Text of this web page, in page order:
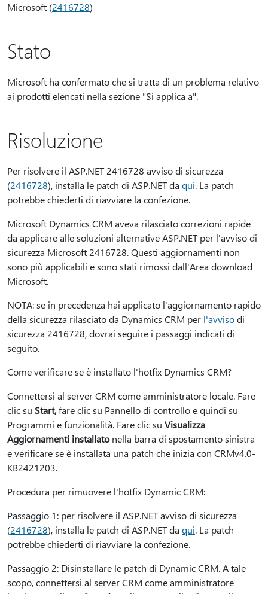
Microsoft (2416728)
Stato
Microsoft ha confermato che si tratta di un problema relativo
ai prodotti elencati nella sezione "Si applica a".
Risoluzione
Per risolvere il ASP.NET 2416728 avviso di sicurezza
(2416728), installa le patch di ASP.NET da qui. La patch
potrebbe chiederti di riavviare la confezione.
Microsoft Dynamics CRM aveva rilasciato correzioni rapide
da applicare alle soluzioni alternative ASP.NET per l'avviso di
sicurezza Microsoft 2416728. Questi aggiornamenti non
sono più applicabili e sono stati rimossi dall'Area download
Microsoft.
NOTA: se in precedenza hai applicato l'aggiornamento rapido
della sicurezza rilasciato da Dynamics CRM per l'avvisodi
sicurezza 2416728, dovrai seguire i passaggi indicati di
seguito.
Come verificare se è installato l'hotfix Dynamics CRM?
Connettersi al server CRM come amministratore locale. Fare
clic su Start,fare clic su Pannello di controllo e quindi su
Programmi e funzionalità. Fare clic su Visualizza
Aggiornamenti installatonella barra di spostamento sinistra
e verificare se è installata una patch che inizia con CRMv4.0-
KB2421203.
Procedura per rimuovere l'hotfix Dynamic CRM:
Passaggio 1: per risolvere il ASP.NET avviso di sicurezza
(2416728), installa le patch di ASP.NET da qui. La patch
potrebbe chiederti di riavviare la confezione.
Passaggio 2: Disinstallare le patch di Dynamic CRM. A tale
scopo, connettersi al server CRM come amministratore